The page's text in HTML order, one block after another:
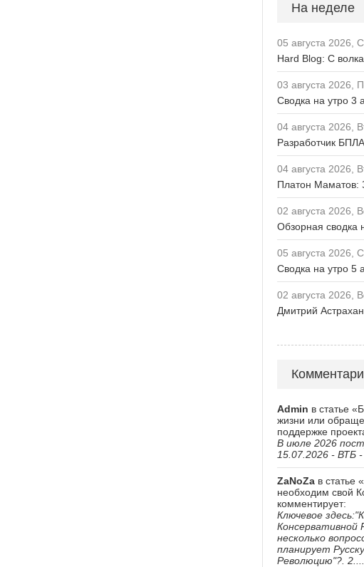
На неделе
05 августа 2026,
Hard Blog: С
03 августа 2026,
Сводка на утро 3
04 августа 2026,
Разработчик
04 августа 2026,
Платон Маматов:
02 августа 2026,
Обзорная сводка
05 августа 2026,
Сводка на утро 5
02 августа 2026,
Дмитрий
Admin в статье
жизни или
поддержке
В июле 2026
15.07.2026 - ВТБ -
ZaNoZa в статье
необходим свой
комментирует:
Ключевое
Консервативной
несколько
планирует
Революцию"?. 2....